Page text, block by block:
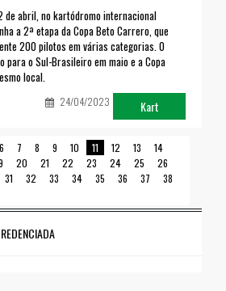
de abril, no kartódromo internacional
a 2ª etapa da Copa Beto Carrero, que
200 pilotos em várias categorias. O
para o Sul-Brasileiro em maio e a Copa
local.
Kart
24/04/2023
6 7 8 9 10 11 12 13
14
20 21 22 23 24 25
26
31 32 33 34 35 36 37
38